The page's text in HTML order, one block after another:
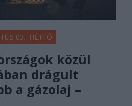
03., HÉTFŐ
közül
drágult
a gázolaj –